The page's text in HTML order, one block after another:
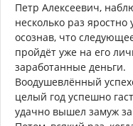
Петр Алексеевич,
несколько раз яростно
осознав, что
пройдёт уже на его
заработанные деньги.
Воодушевлённый
целый год успешно
удачно вышел замуж